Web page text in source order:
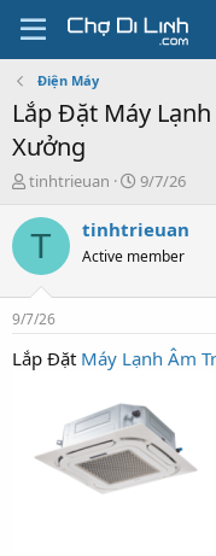
Điện Máy
Lắp Đặt Máy
Xưởng
T
r
a
s
t
a
r
tinhtrieuan
N
à
g
9/7/26
T tinhtrieuan
Active member
9/7/26
Lắp Đặt Máy Lạnh Âm